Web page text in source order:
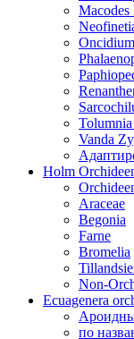
Vanda
Holm
Araceae
Begonia
Farne
Bromelia
Non-
Ecuagenera
по